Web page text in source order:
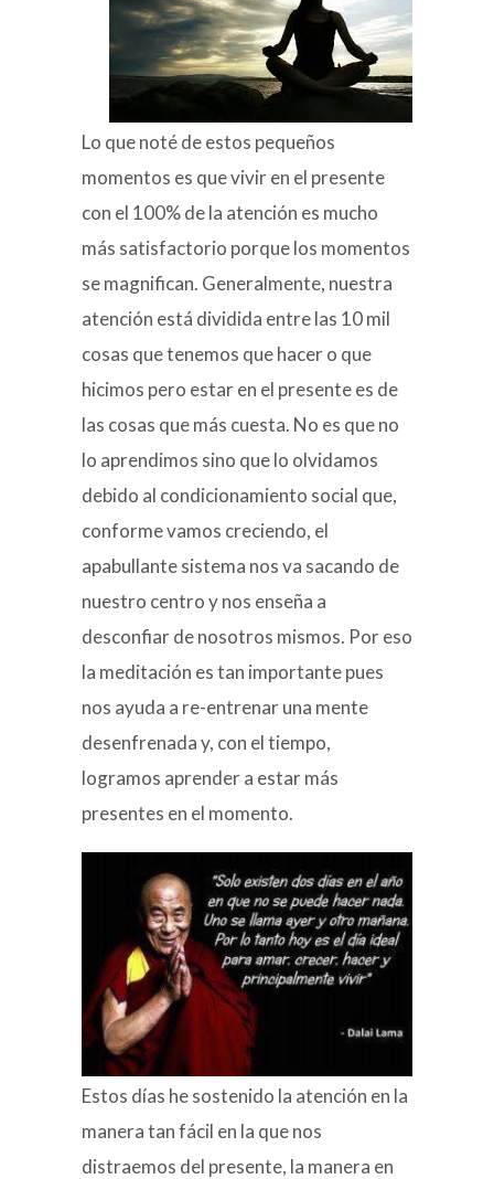
Lo que noté de estos pequeños
momentos es que vivir en el presente
con el 100% de la atención es mucho
más satisfactorio porque los momentos
se magnifican. Generalmente, nuestra
atención está dividida entre las 10 mil
cosas que tenemos que hacer o que
hicimos pero estar en el presente es de
las cosas que más cuesta. No es que no
lo aprendimos sino que lo olvidamos
debido al condicionamiento social que,
conforme vamos creciendo, el
apabullante sistema nos va sacando de
nuestro centro y nos enseña a
desconfiar de nosotros mismos. Por eso
la meditación es tan importante pues
nos ayuda a re-entrenar una mente
desenfrenada y, con el tiempo,
logramos aprender a estar más
presentes en el momento.
Estos días he sostenido la atención en la
manera tan fácil en la que nos
distraemos del presente, la manera en